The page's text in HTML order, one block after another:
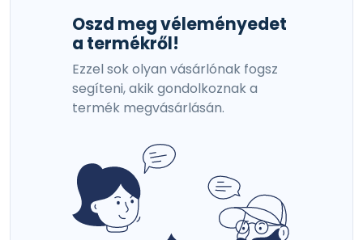
Oszd meg véleményedet
a termékről!
Ezzel sok olyan vásárlónak fogsz
segíteni, akik gondolkoznak a
termék megvásárlásán.